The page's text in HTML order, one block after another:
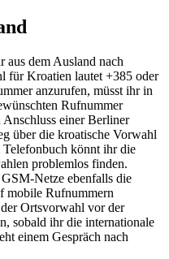
aus dem Ausland nach
für Kroatien lautet +385 oder
anzurufen, müsst ihr in
Rufnummer
einer Berliner
über die kroatische Vorwahl
könnt ihr die
problemlos finden.
Netze ebenfalls die
mobile Rufnummern
Ortsvorwahl vor der
sobald ihr die internationale
einem Gespräch nach